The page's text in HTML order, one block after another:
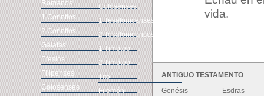
vida.
ANTIGUO TESTAMENTO
Genésis
Esdras
Romanos
1 Corintios
2 Corintios
Gálatas
Efesios
Filipenses
Colosenses
Colosenses
1 Tesalonicenses
2 Tesalonicenses
1 Timoteo
2 Timoteo
Tito
Filemón